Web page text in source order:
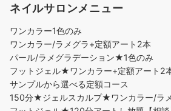
ネイルサロンメニュー
ワンカラー1色のみ
ワンカラー/ラメグラ+定額アート2本
パール/ラメグラデーション★1色のみ
フットジェル★ワンカラー+定額アート2
サンプルから選べる定額コース
150分★ジェルスカルプ★ワンカラー/ラ